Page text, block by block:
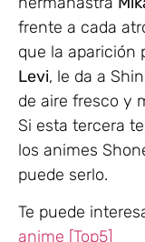
frente a cada
que la aparición
Levi, le da a
de aire fresco y
Si esta tercera
los animes
puede serlo.
Te puede
anime [Top5]